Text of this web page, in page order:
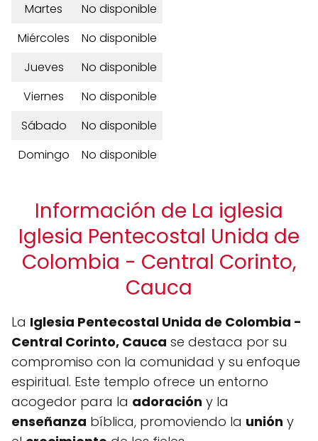
Martes
No disponible
Miércoles
No disponible
Jueves
No disponible
Viernes
No disponible
Sábado
No disponible
Domingo
No disponible
Información de La iglesia
Iglesia Pentecostal Unida de
Colombia - Central Corinto,
Cauca
La Iglesia Pentecostal Unida de Colombia -
Central Corinto, Cauca se destaca por su
compromiso con la comunidad y su enfoque
espiritual. Este templo ofrece un entorno
acogedor para la adoración y la
enseñanza bíblica, promoviendo la unión y